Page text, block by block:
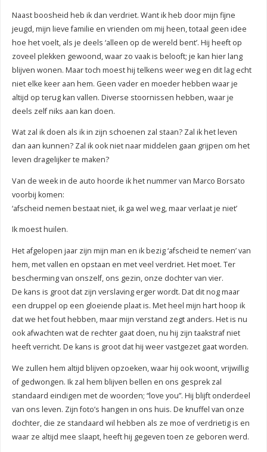
Naast boosheid heb ik dan verdriet. Want ik heb door mijn fijne
jeugd, mijn lieve familie en vrienden om mij heen, totaal geen idee
hoe het voelt, als je deels ‘alleen op de wereld bent’. Hij heeft op
zoveel plekken gewoond, waar zo vaak is belooft; je kan hier lang
blijven wonen. Maar toch moest hij telkens weer weg en dit lag echt
niet elke keer aan hem. Geen vader en moeder hebben waar je
altijd op terug kan vallen. Diverse stoornissen hebben, waar je
deels zelf niks aan kan doen.
Wat zal ik doen als ik in zijn schoenen zal staan? Zal ik het leven
dan aan kunnen? Zal ik ook niet naar middelen gaan grijpen om het
leven dragelijker te maken?
Van de week in de auto hoorde ik het nummer van Marco Borsato
voorbij komen:
‘afscheid nemen bestaat niet, ik ga wel weg, maar verlaat je niet’
Ik moest huilen.
Het afgelopen jaar zijn mijn man en ik bezig ‘afscheid te nemen’ van
hem, met vallen en opstaan en met veel verdriet. Het moet. Ter
bescherming van onszelf, ons gezin, onze dochter van vier.
De kans is groot dat zijn verslaving erger wordt. Dat dit nog maar
een druppel op een gloeiende plaat is. Met heel mijn hart hoop ik
dat we het fout hebben, maar mijn verstand zegt anders. Het is nu
ook afwachten wat de rechter gaat doen, nu hij zijn taakstraf niet
heeft verricht. De kans is groot dat hij weer vastgezet gaat worden.
We zullen hem altijd blijven opzoeken, waar hij ook woont, vrijwillig
of gedwongen. Ik zal hem blijven bellen en ons gesprek zal
standaard eindigen met de woorden; “love you”. Hij blijft onderdeel
van ons leven. Zijn foto’s hangen in ons huis. De knuffel van onze
dochter, die ze standaard wil hebben als ze moe of verdrietig is en
waar ze altijd mee slaapt, heeft hij gegeven toen ze geboren werd.